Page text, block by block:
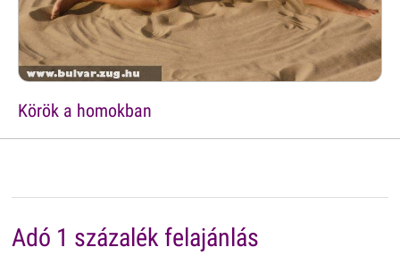
Körök a homokban
Adó 1 százalék felajánlás